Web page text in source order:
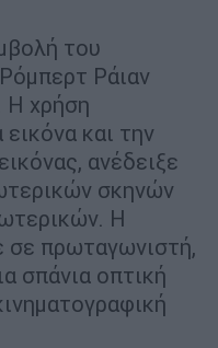
του
Ράιαν
Η χρήση
και την
ανέδειξε
σκηνών
Η
σε πρωταγωνιστή,
σπάνια οπτική